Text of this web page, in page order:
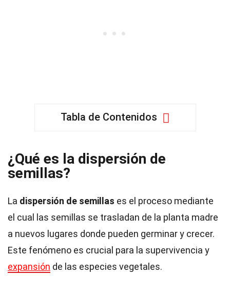
Tabla de Contenidos
¿Qué es la dispersión de
semillas?
La dispersión de semillas es el proceso mediante
el cual las semillas se trasladan de la planta madre
a nuevos lugares donde pueden germinar y crecer.
Este fenómeno es crucial para la supervivencia y
expansión de las especies vegetales.